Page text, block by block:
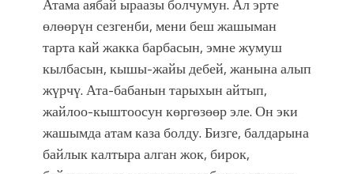
өлөөрүн сезгенби, мени беш жашыман
тарта кай жакка барбасын, эмне жумуш
кылбасын, кышы-жайы дебей, жанына алып
жүрчү. Ата-бабанын тарыхын айтып,
жайлоо-кыштоосун көргөзөөр эле. Он эки
жашымда атам каза болду. Бизге, балдарына
байлык калтыра алган жок, бирок,